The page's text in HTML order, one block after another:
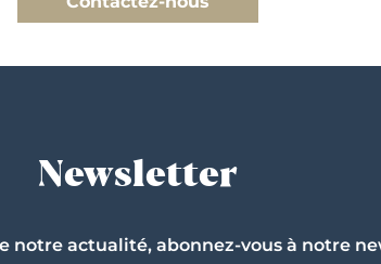
Newsletter
notre actualité, abonnez-vous à notre